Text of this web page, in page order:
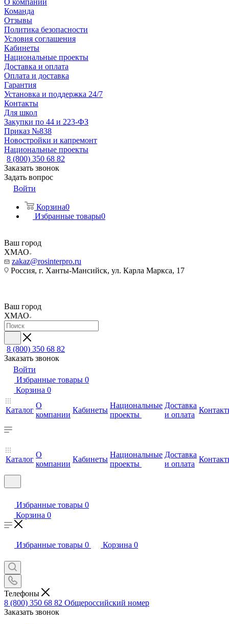
О компании
Команда
Отзывы
Политика безопасности
Условия соглашения
Кабинеты
Национальные проекты
Доставка и оплата
Оплата и доставка
Гарантия
Установка и поддержка 24/7
Контакты
Для школ
Закупки по 44 и 223-ФЗ
Приказ №838
Новостройки и капремонт
Национальные проекты
8 (800) 350 68 82
Заказать звонок
Задать вопрос
Войти
Корзина0
Избранные товары0
Ваш город
ХМАО
zakaz@rosinterpro.ru
Россия, г. Ханты-Мансийск, ул. Карла Маркса, 17
Ваш город
ХМАО
8 (800) 350 68 82
Заказать звонок
Войти
Избранные товары 0
Корзина 0
Каталог
О
компании
Кабинеты
Национальные
проекты
Доставка
и оплата
Каталог
О
компании
Кабинеты
Национальные
проекты
Доставка
и оплата
Избранные товары 0
Корзина 0
Избранные товары 0 Корзина 0
Телефоны
8 (800) 350 68 82 Общероссийский номер
Заказать звонок